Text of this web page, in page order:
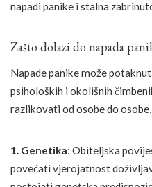
napadi panike i stalna
Zašto dolazi do napada
Napade panike može
psiholoških i okolišnih
razlikovati od osobe do
1. Genetika: Obiteljska
povećati vjerojatnost